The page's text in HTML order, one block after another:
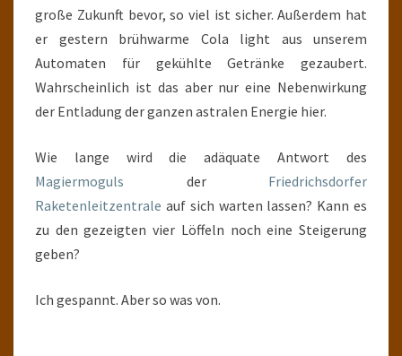
große Zukunft bevor, so viel ist sicher. Außerdem hat
er gestern brühwarme Cola light aus unserem
Automaten für gekühlte Getränke gezaubert.
Wahrscheinlich ist das aber nur eine Nebenwirkung
der Entladung der ganzen astralen Energie hier.
Wie lange wird die adäquate Antwort des
Magiermoguls der Friedrichsdorfer
Raketenleitzentrale auf sich warten lassen? Kann es
zu den gezeigten vier Löffeln noch eine Steigerung
geben?
Ich gespannt. Aber so was von.